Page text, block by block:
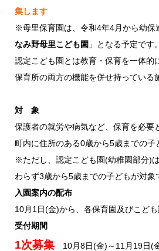
集します
※母里保育園は、令和4年4月から幼保
なみ野母里こども園 」となる予定です。
認定こども園とは教育・保育を一体的
保育所の両方の機能を併せ持っている
対 象
保護者の就労や病気など、保育を必要
町内に住所のある0歳から5歳までの子
※ただし、認定こども園(幼稚園部分)
わらず3歳から5歳までの子どもが対象
入園案内の配布
10月1日(金)から、各保育園及びこども
受付期間
1次募集 10月8日(金)～11月19日(